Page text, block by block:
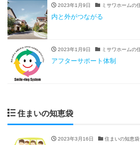
2023年1月9日 ミサワホームの
内と外がつながる
2023年1月9日 ミサワホームの
アフターサポート体制
住まいの知恵袋
2023年3月16日 住まいの知恵袋